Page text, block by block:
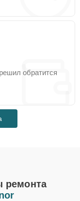
обратится
ремонта